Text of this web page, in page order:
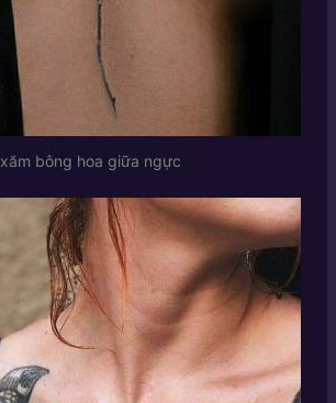
xăm bông hoa giữa ngực